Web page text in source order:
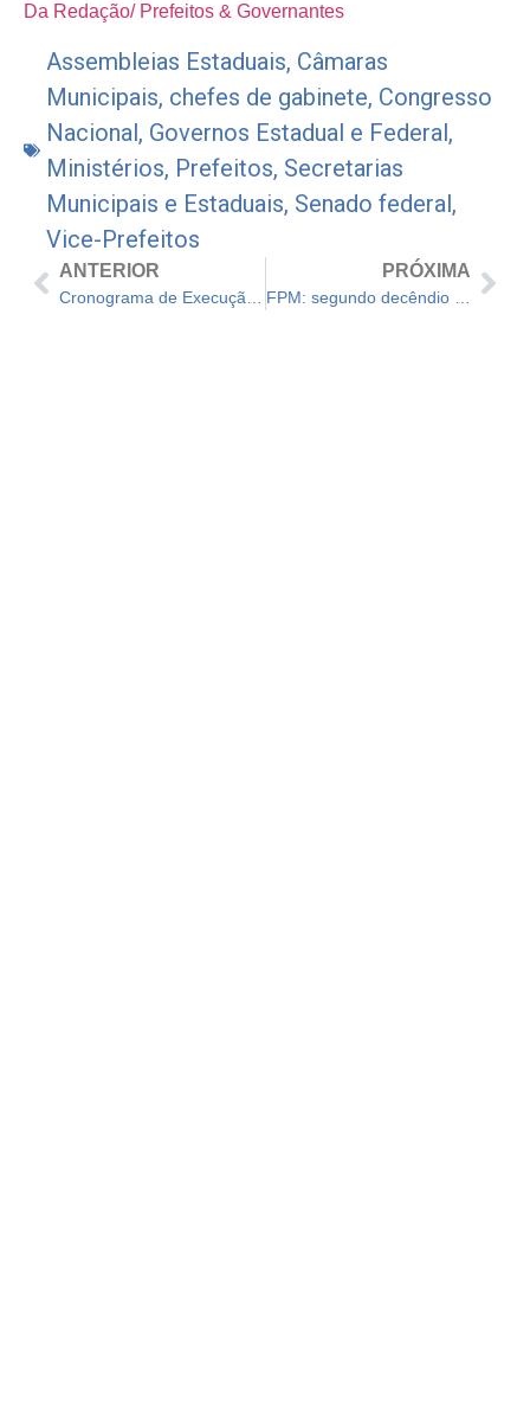
Da Redação/ Prefeitos & Governantes
Assembleias Estaduais, Câmaras
Municipais, chefes de gabinete, Congresso
Nacional, Governos Estadual e Federal,
Ministérios, Prefeitos, Secretarias
Municipais e Estaduais, Senado federal,
Vice-Prefeitos
ANTERIOR PRÓXIMA